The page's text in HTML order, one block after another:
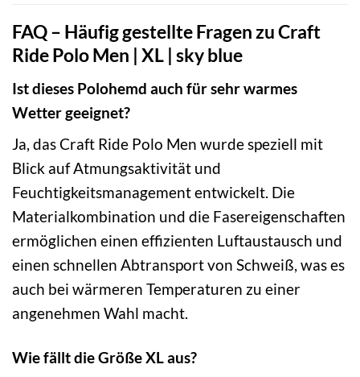
FAQ – Häufig gestellte Fragen zu Craft
Ride Polo Men | XL | sky blue
Ist dieses Polohemd auch für sehr warmes
Wetter geeignet?
Ja, das Craft Ride Polo Men wurde speziell mit
Blick auf Atmungsaktivität und
Feuchtigkeitsmanagement entwickelt. Die
Materialkombination und die Fasereigenschaften
ermöglichen einen effizienten Luftaustausch und
einen schnellen Abtransport von Schweiß, was es
auch bei wärmeren Temperaturen zu einer
angenehmen Wahl macht.
Wie fällt die Größe XL aus?